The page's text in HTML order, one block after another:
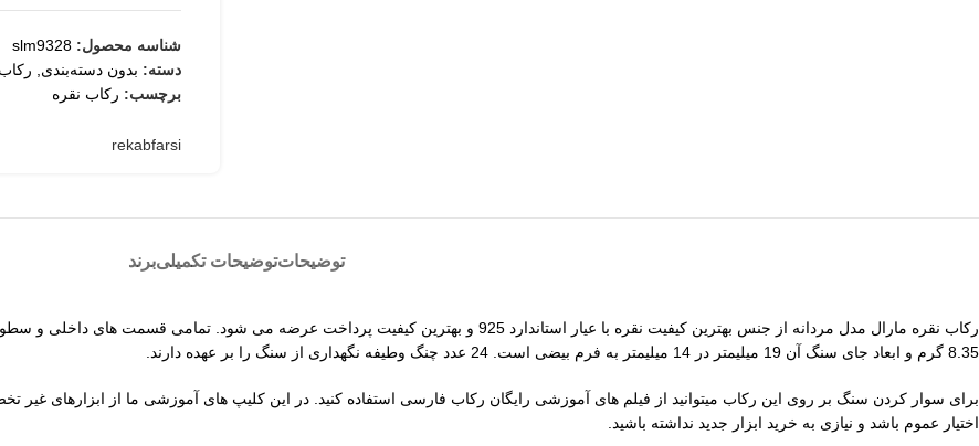
شناسه محصول: slm9328
دسته: بدون دسته‌بندی
برچسب: رکاب نقره
rekabfarsi
توضیحاتتوضیحات تکمیلیبرند
رکاب نقره مارال مدل مردانه از جنس بهترین کیفیت نقره با عیار استاندارد 925 و بهترین کیفیت
8.35 گرم و ابعاد جای سنگ آن 19 میلیمتر در 14 میلیمتر به فرم بیضی است. 24 عدد چنگ وطیفه نگهداری از سنگ را بر عهده دارند.
برای سوار کردن سنگ بر روی این رکاب میتوانید از فیلم های آموزشی رایگان رکاب فارسی استفاده کنید. در این کلیپ های آموزشی ما از ابزارهای غیر
اختیار عموم باشد و نیازی به خرید ابزار جدید نداشته باشید.